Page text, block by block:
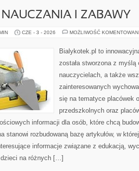
NAUCZANIA I ZABAWY
CZE - 3 - 2026 MOŻLIWOŚĆ
Bialykotek.pl to
została stworzona z
nauczycielach, a także
zainteresowanych
się na tematyce placówek
przedszkolnych oraz
informacji dla osób, które chcą
stanowi rozbudowaną bazę artykułów, w
informacje związane z edukacją,
na różnych […]